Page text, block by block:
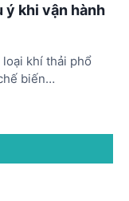
ý khi vận hành
loại khí thải phổ
biến…